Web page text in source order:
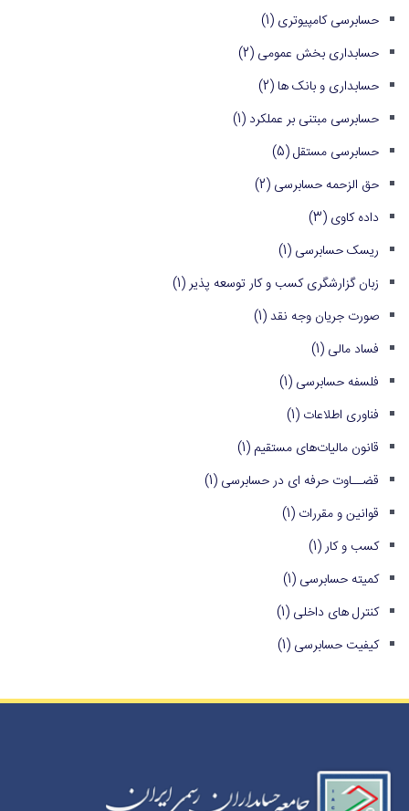
حسابرسی کامپیوتری (1)
حسابداری بخش عمومی (2)
حسابداری و بانک ها (2)
حسابرسی مبتنی بر عملکرد (1)
حسابرسی مستقل(5)
حق الزحمه حسابرسی (2)
داده کاوی (3)
ریسک حسابرسی (1)
زبان گزارشگری کسب و کار توسعه پذیر(1)
صورت جریان وجه نقد(1)
فساد مالی (1)
فلسفه حسابرسی (1)
فناوری اطلاعات (1)
قانون مالیات‌های مستقیم (1)
قضــاوت حرفه ای در حسابرسی (1)
قوانین و مقررات (1)
کسب و کار(1)
کمیته حسابرسی (1)
کنترل های داخلی (1)
کیفیت حسابرسی (1)